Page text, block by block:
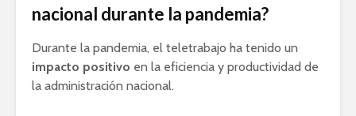
nacional durante la pandemia?
Durante la pandemia, el teletrabajo ha tenido un
impacto positivo en la eficiencia y productividad de
la administración nacional.